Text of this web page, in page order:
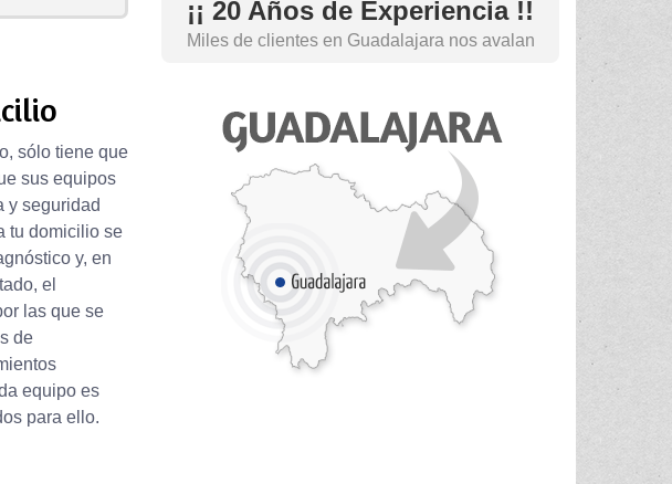
sólo tiene que
sus equipos
y seguridad
tu domicilio se
y, en
el
las que se
de
equipo es
para ello.
¡¡ 20 Años de Experiencia !!
Miles de clientes en Guadalajara nos avalan